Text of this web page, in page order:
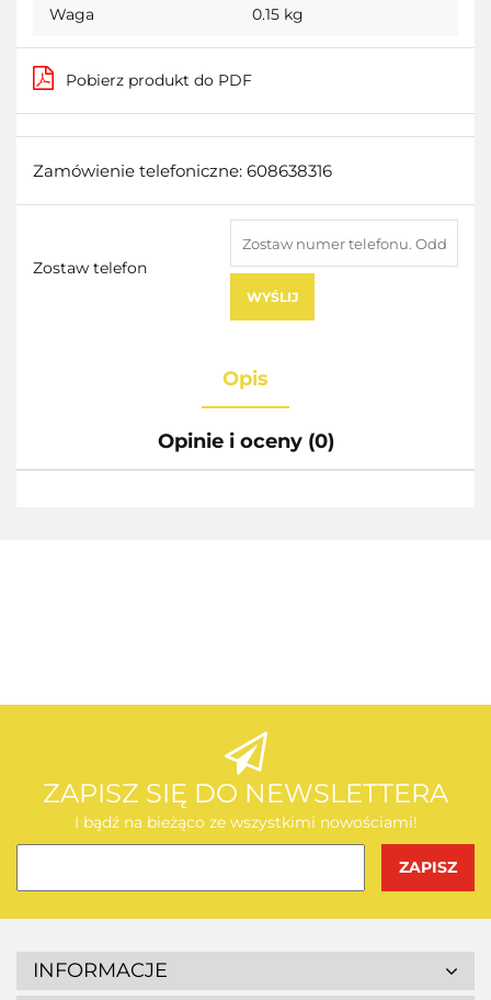
Waga 0.15 kg
Pobierz produkt do PDF
Zamówienie telefoniczne: 608638316
Zostaw telefon
WYŚLIJ
Opis
Opinie i oceny (0)
AEG
ZAPISZ SIĘ DO NEWSLETTERA
I bądź na bieżąco ze wszystkimi nowościami!
INFORMACJE